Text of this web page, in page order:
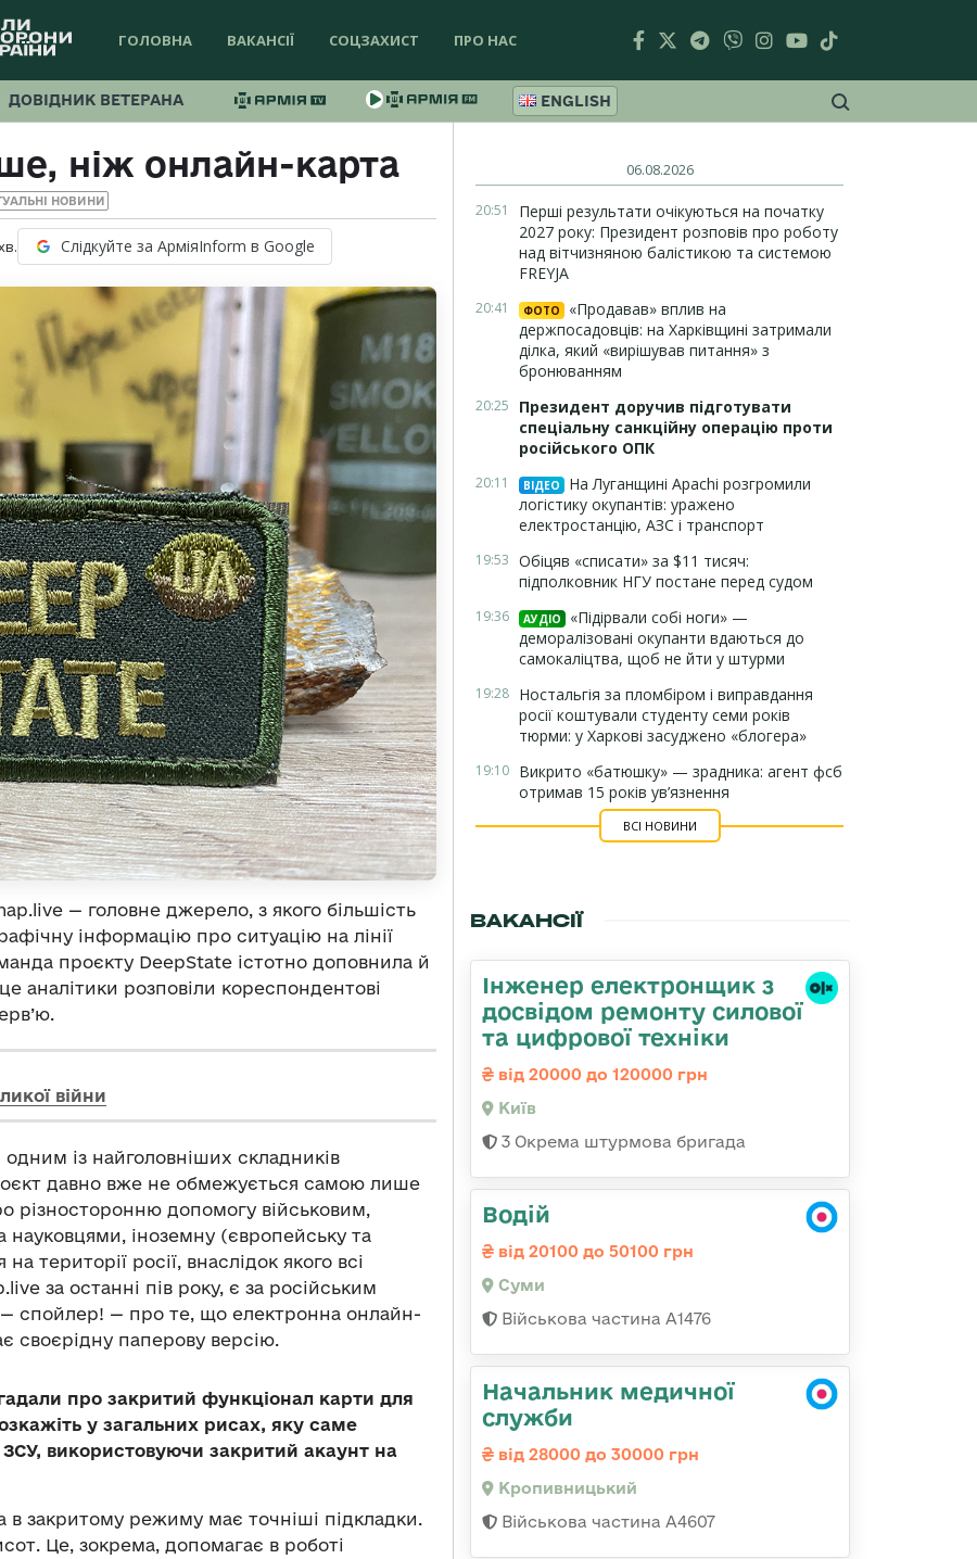
ГОЛОВНА ВАКАНСІЇ СОЦЗАХИСТ ПРО НАС
ДОВІДНИК ВЕТЕРАНА ENGLISH
ніж онлайн-карта
НОВИНИ
Слідкуйте за АрміяInform в Google
— головне джерело, з якого більшість
інформацію про ситуацію на лінії
проєкту DeepState істотно доповнила й
аналітики розповіли кореспондентові
війни
із найголовніших складників
давно вже не обмежується самою лише
різносторонню допомогу військовим,
іноземну (європейську та
території росії, внаслідок якого всі
за останні пів року, є за російським
спойлер! — про те, що електронна онлайн-
своєрідну паперову версію.
про закритий функціонал карти для
у загальних рисах, яку саме
використовуючи закритий акаунт на
в закритому режиму має точніші підкладки.
Це, зокрема, допомагає в роботі
06.08.2026
20:51
Перші результати очікуються на початку
2027 року: Президент розповів про роботу
над вітчизняною балістикою та системою
FREYJA
20:41 ФОТО
«Продавав» вплив на
держпосадовців: на Харківщині затримали
ділка, який «вирішував питання» з
бронюванням
20:25
Президент доручив підготувати
спеціальну санкційну операцію проти
російського ОПК
20:11 ВІДЕО
На Луганщині Apachi розгромили
логістику окупантів: уражено
електростанцію, АЗС і транспорт
19:53 Обіцяв «списати» за $11 тисяч:
підполковник НГУ постане перед судом
19:36 АУДІО
«Підірвали собі ноги» —
деморалізовані окупанти вдаються до
самокаліцтва, щоб не йти у штурми
19:28 Ностальгія за пломбіром і виправдання
росії коштували студенту семи років
тюрми: у Харкові засуджено «блогера»
19:10 Викрито «батюшку» — зрадника: агент фсб
отримав 15 років ув’язнення
ВСІ НОВИНИ
ВАКАНСІЇ
Інженер електронщик з
досвідом ремонту силової
та цифрової техніки
від 20000 до 120000 грн
Київ
3 Окрема штурмова бригада
Водій
від 20100 до 50100 грн
Суми
Військова частина А1476
Начальник медичної
служби
від 28000 до 30000 грн
Кропивницький
Військова частина А4607